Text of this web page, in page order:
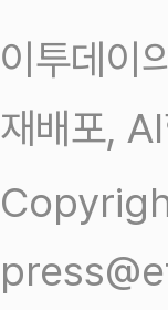
이투데이
재배포,